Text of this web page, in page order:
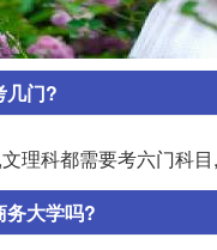
几门?
理科都需要考六门科
务大学吗?